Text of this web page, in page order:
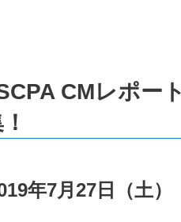
CMレポ
年7月27日（土）